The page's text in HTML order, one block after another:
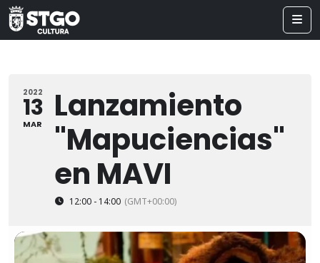
2022
13
MAR
Lanzamiento
"Mapuciencias"
en MAVI
12:00 - 14:00 (GMT+00:00)